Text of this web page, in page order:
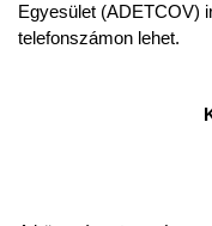
Egyesület (ADETCOV)
telefonszámon lehet.